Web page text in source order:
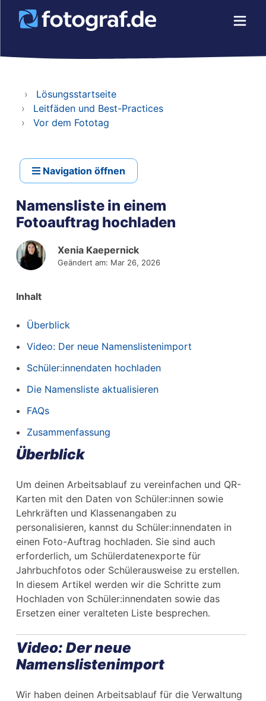
Lösungsstartseite
Leitfäden und Best-Practices
Vor dem Fototag
Navigation öffnen
Namensliste in einem
Fotoauftrag hochladen
Xenia Kaepernick
Geändert am: Mar 26, 2026
Inhalt
Überblick
Video: Der neue Namenslistenimport
Schüler:innendaten hochladen
Die Namensliste aktualisieren
FAQs
Zusammenfassung
Überblick
Um deinen Arbeitsablauf zu vereinfachen und QR-
Karten mit den Daten von Schüler:innen sowie
Lehrkräften und Klassenangaben zu
personalisieren, kannst du Schüler:innendaten in
einen Foto-Auftrag hochladen. Sie sind auch
erforderlich, um Schülerdatenexporte für
Jahrbuchfotos oder Schülerausweise zu erstellen.
In diesem Artikel werden wir die Schritte zum
Hochladen von Schüler:innendaten sowie das
Ersetzen einer veralteten Liste besprechen.
Video: Der neue
Namenslistenimport
Wir haben deinen Arbeitsablauf für die Verwaltung